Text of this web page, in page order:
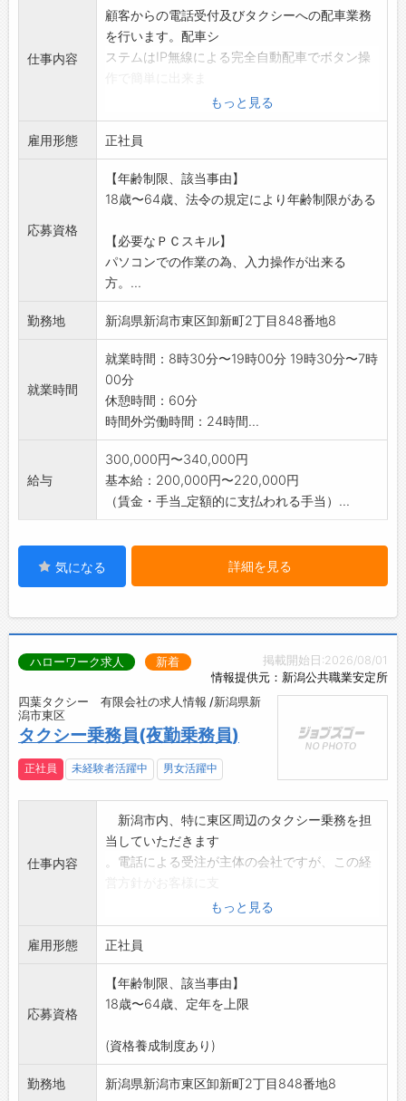
仕事内容
顧客からの電話受付及びタクシーへの配車業務
を行います。配車シ
ステムはIP無線による完全自動配車でボタン操
す。当面は配車業務の他に運転業務も行ってい
きます。
*変更範囲:なし
もっと見る
雇用形態 正社員
応募資格
【年齢制限、該当事由】
18歳〜64歳、法令の規定により年齢制限がある
【必要なＰＣスキル】
パソコンでの作業の為、入力操作が出来る
方。...
勤務地 新潟県新潟市東区卸新町2丁目848番地8
就業時間
就業時間：8時30分〜19時00分 19時30分〜7時
00分
休憩時間：60分
時間外労働時間：24時間...
給与
300,000円〜340,000円
基本給：200,000円〜220,000円
（賃金・手当_定額的に支払われる手当）...
気になる 詳細を見る
掲載開始日:2026/08/01
情報提供元：新潟公共職業安定所
ハローワーク求人 新着
四葉タクシー 有限会社の求人情報 /新潟県新
潟市東区
タクシー乗務員(夜勤乗務員)
正社員 未経験者活躍中 男女活躍中
仕事内容
新潟市内、特に東区周辺のタクシー乗務を担
当していただきます
。電話による受注が主体の会社ですが、この経
持され年々需要が増えています。
更に、29年から業界に先駆け新しい車両
(JPNタクシー)ワ
ンボックスタイプを順次導入し、新規需要の拡
大を目指した会社経
営を取り入れています。
しました。
快適環境でより広範なエリアの業務が可能に
なり、幅広い年代の
もっと見る
雇用形態 正社員
応募資格
【年齢制限、該当事由】
18歳〜64歳、定年を上限
(資格養成制度あり)
勤務地 新潟県新潟市東区卸新町2丁目848番地8